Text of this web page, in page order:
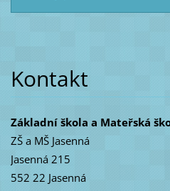
Kontakt
Základní škola a Mateřská
ZŠ a MŠ Jasenná
Jasenná 215
552 22 Jasenná